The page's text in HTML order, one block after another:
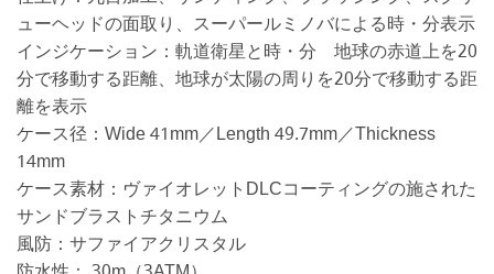
ューヘッドの面取り、スーパールミノバによる時・分表示
インジケーション：軌道衛星と時・分 地球の赤道上を20
分で移動する距離、地球が太陽の周りを20分で移動する距
離を表示
ケース径：Wide 41mm／Length 49.7mm／Thickness
14mm
ケース素材：ヴァイオレットDLCコーティングの施された
サンドブラストチタニウム
風防：サファイアクリスタル